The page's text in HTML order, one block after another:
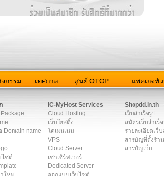
จกรรม เทศกาล ศูนย์ OTOP แพคเกจทัว
Package
Domain name
ไซต์
ใหม่
IC-MyHost Services
Cloud Hosting
เว็บโฮสติ้ง
โดเมนเนม
VPS
Cloud Server
เช่าเซิร์ฟเวอร์
Dedicated Server
ออกแบบเว็บไซต์
Shopdd.in.th
เว็บสำเร็จรูป
สมัครเว็บสำเร็
รายละเอียดเว็บ
สารบัญที่ตั้งร้า
สารบัญเว็บ